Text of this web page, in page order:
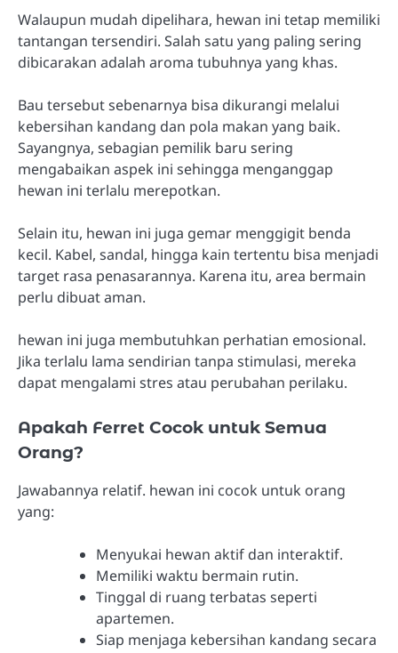
Walaupun mudah dipelihara, hewan ini tetap memiliki
tantangan tersendiri. Salah satu yang paling sering
dibicarakan adalah aroma tubuhnya yang khas.
Bau tersebut sebenarnya bisa dikurangi melalui
kebersihan kandang dan pola makan yang baik.
Sayangnya, sebagian pemilik baru sering
mengabaikan aspek ini sehingga menganggap
hewan ini terlalu merepotkan.
Selain itu, hewan ini juga gemar menggigit benda
kecil. Kabel, sandal, hingga kain tertentu bisa menjadi
target rasa penasarannya. Karena itu, area bermain
perlu dibuat aman.
hewan ini juga membutuhkan perhatian emosional.
Jika terlalu lama sendirian tanpa stimulasi, mereka
dapat mengalami stres atau perubahan perilaku.
Apakah Ferret Cocok untuk Semua
Orang?
Jawabannya relatif. hewan ini cocok untuk orang
yang:
Menyukai hewan aktif dan interaktif.
Memiliki waktu bermain rutin.
Tinggal di ruang terbatas seperti
apartemen.
Siap menjaga kebersihan kandang secara